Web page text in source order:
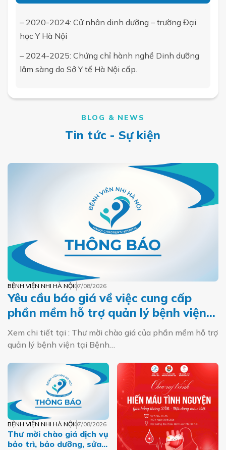
– 2020-2024: Cử nhân dinh dưỡng – trường Đại
học Y Hà Nội
– 2024-2025: Chứng chỉ hành nghề Dinh dưỡng
lâm sàng do Sở Y tế Hà Nội cấp.
BLOG & NEWS
Tin tức - Sự kiện
BỆNH VIỆN NHI HÀ NỘI07/08/2026
Yêu cầu báo giá về việc cung cấp
phần mềm hỗ trợ quản lý bệnh viện
tại Bệnh viện Nhi Hà Nội
Xem chi tiết tại : Thư mời chào giá của phần mềm hỗ trợ
quản lý bệnh viện tại Bệnh…
BỆNH VIỆN NHI HÀ NỘI07/08/2026
Thư mời chào giá dịch vụ
bảo trì, bảo dưỡng, sửa